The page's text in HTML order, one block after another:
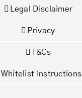
Legal Disclaimer
Privacy
T&Cs
Whitelist Instructions